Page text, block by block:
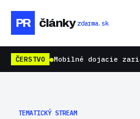
PR články zdarma.sk
ČERSTVO ●
TEMATICKÝ STREAM